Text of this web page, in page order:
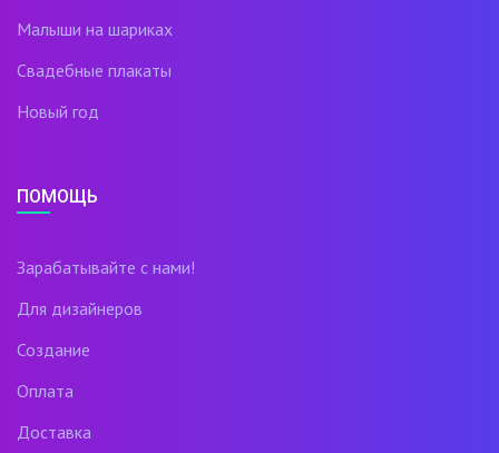
Малыши на шариках
Свадебные плакаты
Новый год
ПОМОЩЬ
Зарабатывайте с нами!
Для дизайнеров
Создание
Оплата
Доставка